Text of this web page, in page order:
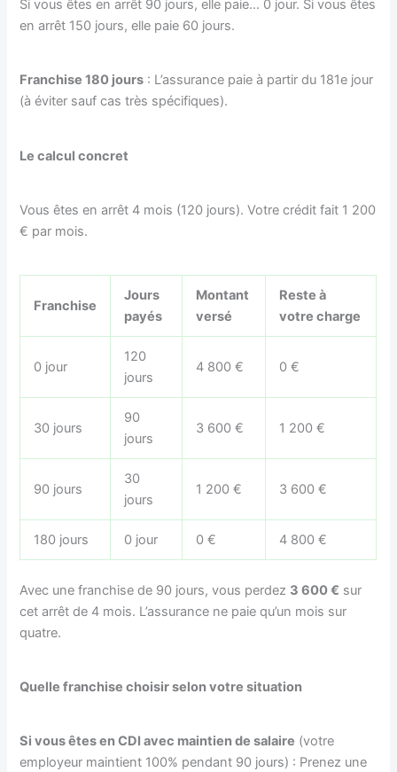
Si vous êtes en arrêt 90 jours, elle paie… 0 jour. Si vous êtes
en arrêt 150 jours, elle paie 60 jours.
Franchise 180 jours : L’assurance paie à partir du 181e jour
(à éviter sauf cas très spécifiques).
Le calcul concret
Vous êtes en arrêt 4 mois (120 jours). Votre crédit fait 1 200
€ par mois.
Franchise
Jours
payés
Montant
versé
Reste à
votre charge
0 jour
120
jours
4 800 € 0 €
30 jours
90
jours
3 600 € 1 200 €
90 jours
30
jours
1 200 € 3 600 €
180 jours 0 jour 0 € 4 800 €
Avec une franchise de 90 jours, vous perdez 3 600 € sur
cet arrêt de 4 mois. L’assurance ne paie qu’un mois sur
quatre.
Quelle franchise choisir selon votre situation
Si vous êtes en CDI avec maintien de salaire (votre
employeur maintient 100% pendant 90 jours) : Prenez une